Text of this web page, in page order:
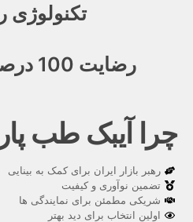
تکنولوژی
رضایت 100 درصدی مشتریان
چرا آیبک طب
رهبر بازار ایران برای کمک به بینایی
تضمین نوآوری و کیفیت
شریکی مطمئن برای نمایندگی ها
اولین انتخاب برای دید بهتر